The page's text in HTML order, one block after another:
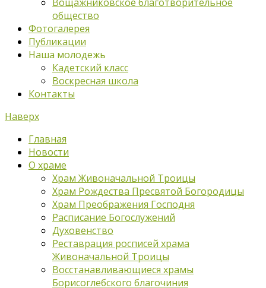
общество
Фотогалерея
Публикации
Наша молодежь
Кадетский класс
Воскресная школа
Контакты
Наверх
Главная
Новости
О храме
Храм Живоначальной Троицы
Храм Рождества Пресвятой Богородицы
Храм Преображения Господня
Расписание Богослужений
Духовенство
Реставрация росписей храма
Живоначальной Троицы
Восстанавливающиеся храмы
Борисоглебского благочиния